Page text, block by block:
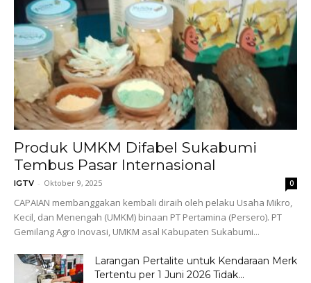
Produk UMKM Difabel Sukabumi
Tembus Pasar Internasional
IGTV - Oktober 9, 2025 0
CAPAIAN membanggakan kembali diraih oleh pelaku Usaha Mikro,
Kecil, dan Menengah (UMKM) binaan PT Pertamina (Persero). PT
Gemilang Agro Inovasi, UMKM asal Kabupaten Sukabumi...
Larangan Pertalite untuk Kendaraan Merk
Tertentu per 1 Juni 2026 Tidak...